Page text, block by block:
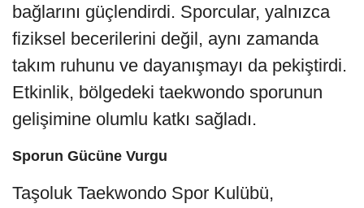
bağlarını güçlendirdi. Sporcular, yalnızca
fiziksel becerilerini değil, aynı zamanda
takım ruhunu ve dayanışmayı da pekiştirdi.
Etkinlik, bölgedeki taekwondo sporunun
gelişimine olumlu katkı sağladı.
Sporun Gücüne Vurgu
Taşoluk Taekwondo Spor Kulübü,